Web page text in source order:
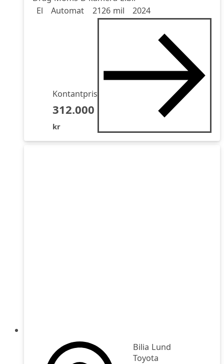
Drivmedel
El
Drivmedel
Automat
Miltal 2126 mil
årsmodell 2024
Kontantpris
312.000
kr
Bilia Lund
Toyota